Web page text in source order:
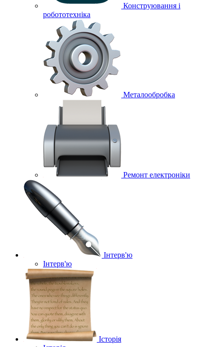
Конструювання і
робототехніка
Металообробка
Ремонт електроніки
Інтерв'ю
Інтерв'ю
Історія